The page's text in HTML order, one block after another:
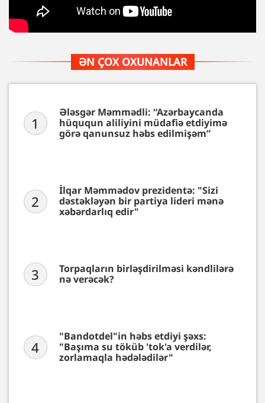
ƏN ÇOX OXUNANLAR
1
Ələsgər Məmmədli: “Azərbaycanda
hüququn aliliyini müdafiə etdiyimə
görə qanunsuz həbs edilmişəm”
2
İlqar Məmmədov prezidentə: "Sizi
dəstəkləyən bir partiya lideri mənə
xəbərdarlıq edir"
3
Torpaqların birləşdirilməsi kəndlilərə
nə verəcək?
4
"Bandotdel"in həbs etdiyi şəxs:
"Başıma su töküb 'tok'a verdilər,
zorlamaqla hədələdilər"